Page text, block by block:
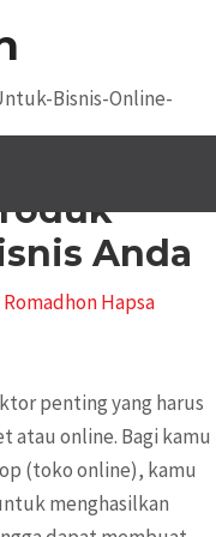
Anda
Romadhon Hapsa
penting yang harus
atau online. Bagi kamu
(toko online), kamu
menghasilkan